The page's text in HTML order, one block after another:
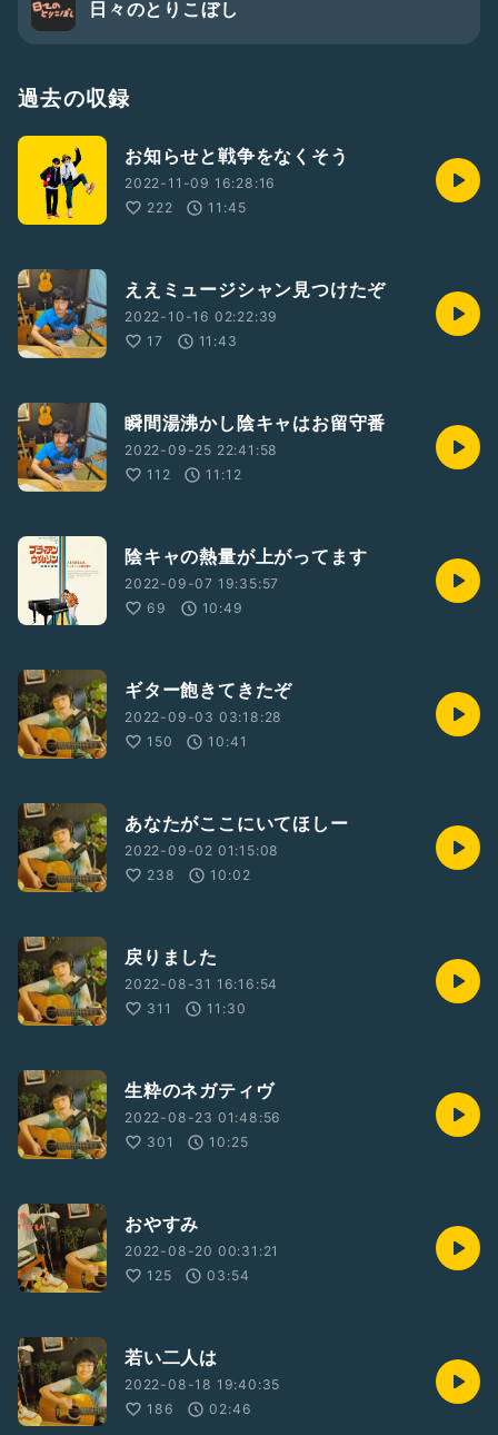
日々のとりこぼし
過去の収録
お知らせと戦争をなくそう
2022-11-09 16:28:16
222
11:45
ええミュージシャン見つけたぞ
2022-10-16 02:22:39
17
11:43
瞬間湯沸かし陰キャはお留守番
2022-09-25 22:41:58
112
11:12
陰キャの熱量が上がってます
2022-09-07 19:35:57
69
10:49
ギター飽きてきたぞ
2022-09-03 03:18:28
150
10:41
あなたがここにいてほしー
2022-09-02 01:15:08
238
10:02
戻りました
2022-08-31 16:16:54
311
11:30
生粋のネガティヴ
2022-08-23 01:48:56
301
10:25
おやすみ
2022-08-20 00:31:21
125
03:54
若い二人は
2022-08-18 19:40:35
186
02:46